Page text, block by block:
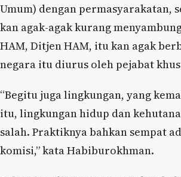
Umum) dengan permasyarakatan,
kan agak-agak kurang
HAM, Ditjen HAM, itu kan agak
negara itu diurus oleh pejabat
“Begitu juga lingkungan, yang
itu, lingkungan hidup dan
salah. Praktiknya bahkan sempat
komisi,” kata Habiburokhman.